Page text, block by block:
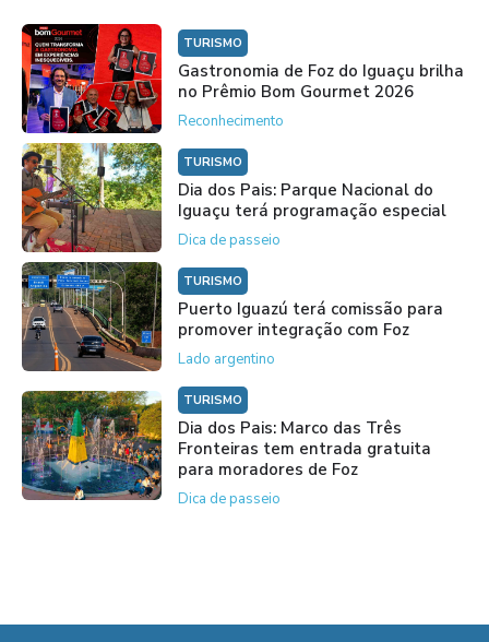
TURISMO
Gastronomia de Foz do Iguaçu brilha
no Prêmio Bom Gourmet 2026
Reconhecimento
TURISMO
Dia dos Pais: Parque Nacional do
Iguaçu terá programação especial
Dica de passeio
TURISMO
Puerto Iguazú terá comissão para
promover integração com Foz
Lado argentino
TURISMO
Dia dos Pais: Marco das Três
Fronteiras tem entrada gratuita
para moradores de Foz
Dica de passeio